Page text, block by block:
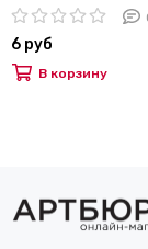
6 руб
В корзину